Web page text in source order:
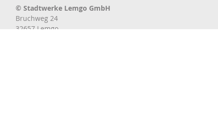
© Stadtwerke Lemgo GmbH
Bruchweg 24
32657 Lemgo